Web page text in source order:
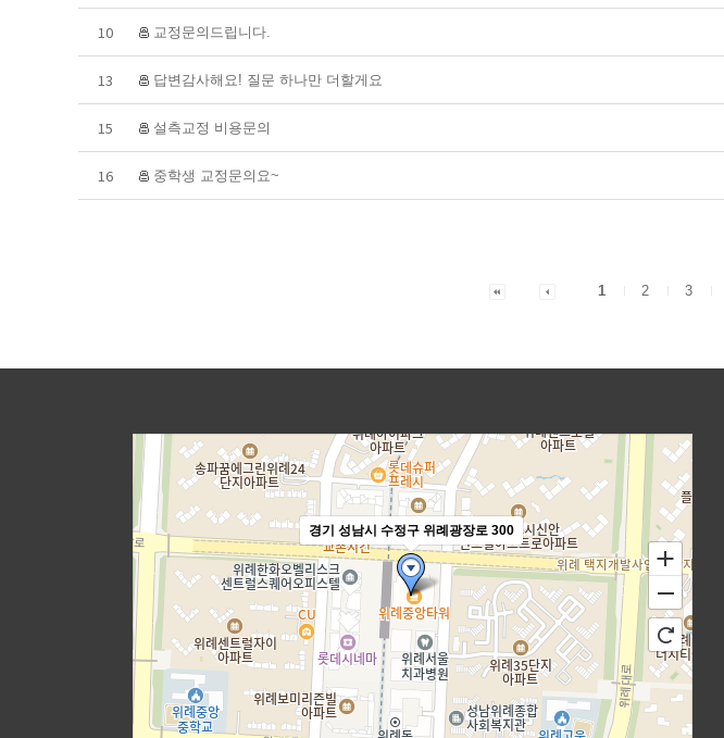
10 교정문의드립니다.
13 답변감사해요! 질문 하나만 더할게요
15 설측교정 비용문의
16 중학생 교정문의요~
1 2 3
경기 성남시 수정구 위례광장로 300